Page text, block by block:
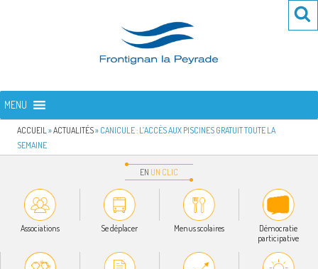
FRONTIGNAN LA PEYRADE
MENU
ACCUEIL »ACTUALITÉS» CANICULE : L’ACCÈS AUX PISCINES GRATUIT TOUTE LA
SEMAINE
EN UN CLIC
Associations Se déplacer Menus scolaires
Démocratie
participative